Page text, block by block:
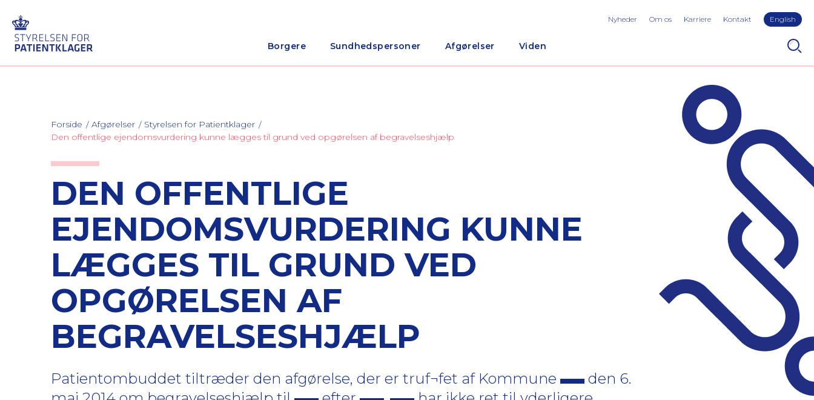
Borgere Sundhedspersoner Afgørelser Viden
Nyheder Om os Karriere Kontakt English
Forside Afgørelser
Styrelsen for Patientklager
Den offentlige ejendomsvurdering kunne lægges til grund ved opgørelsen af begravelseshjælp
DEN OFFENTLIGE
EJENDOMSVURDERING KUNNE
LÆGGES TIL GRUND VED
OPGØRELSEN AF
BEGRAVELSESHJÆLP
Patientombuddet tiltræder den afgørelse, der er truf¬fet af Kommune
den 6.